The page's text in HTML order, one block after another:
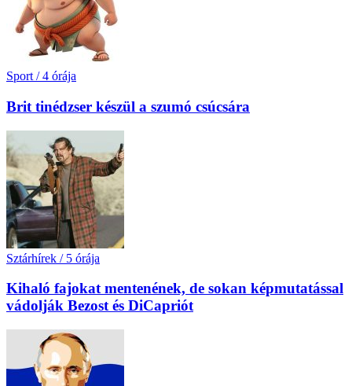
Sport / 4 órája
Brit tinédzser készül a szumó csúcsára
Sztárhírek / 5 órája
Kihaló fajokat mentenének, de sokan képmutatással
vádolják Bezost és DiCapriót